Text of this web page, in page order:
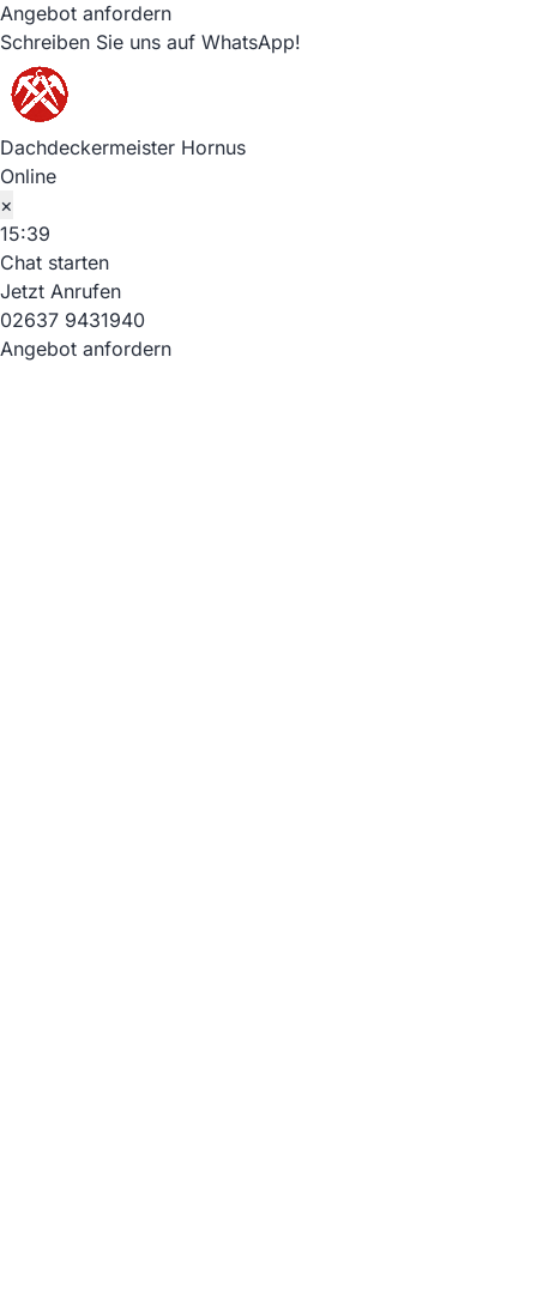
Angebot anfordern
Schreiben Sie uns auf WhatsApp!
Dachdeckermeister Hornus
Online
×
15:39
Chat starten
Jetzt Anrufen
02637 9431940
Angebot anfordern